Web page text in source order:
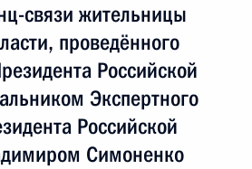
связи жительницы
проведённого
Российской
Экспертного
Российской
Симоненко